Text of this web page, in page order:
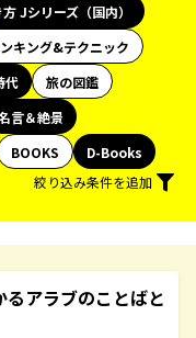
Jシリーズ（国内）
キング&テクニック
代
旅の図鑑
言＆絶景
BOOKS
D-Books
絞り込み条件を追加
アラブのことばと